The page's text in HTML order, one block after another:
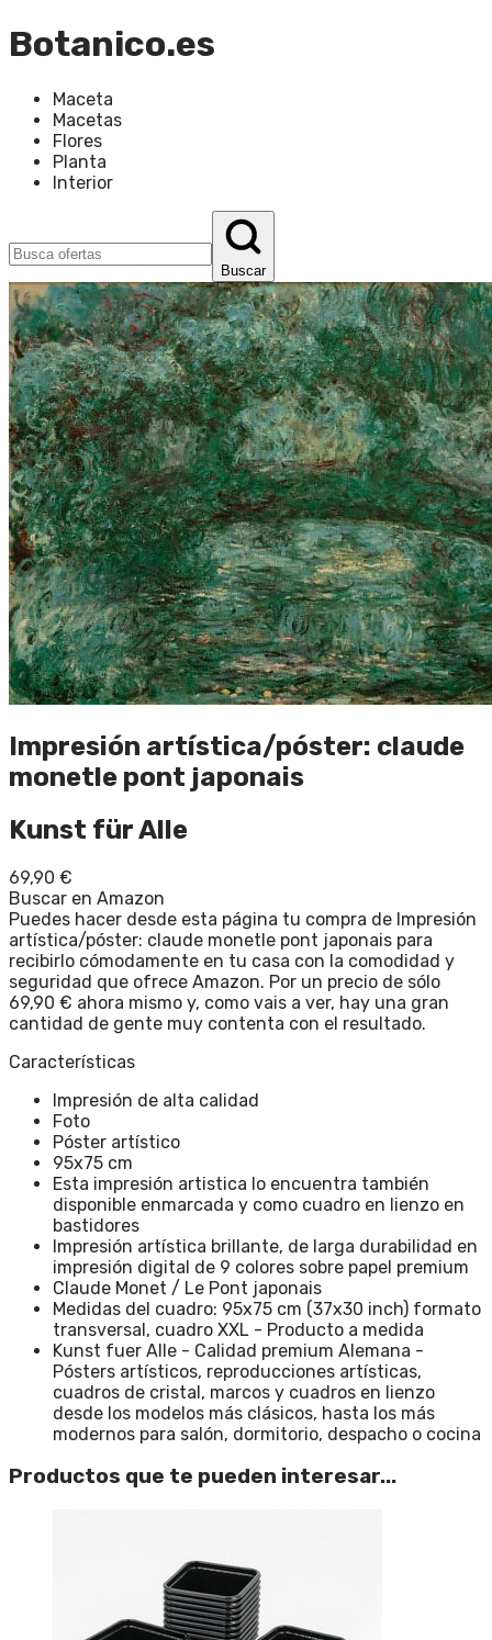
Botanico.es
Maceta
Macetas
Flores
Planta
Interior
Buscar
Impresión artística/póster: claude
monetle pont japonais
Kunst für Alle
69,90 €
Buscar en Amazon
Puedes hacer desde esta página tu compra de Impresión
artística/póster: claude monetle pont japonais para
recibirlo cómodamente en tu casa con la comodidad y
seguridad que ofrece Amazon. Por un precio de sólo
69,90 € ahora mismo y, como vais a ver, hay una gran
cantidad de gente muy contenta con el resultado.
Características
Impresión de alta calidad
Foto
Póster artístico
95x75 cm
Esta impresión artistica lo encuentra también
disponible enmarcada y como cuadro en lienzo en
bastidores
Impresión artística brillante, de larga durabilidad en
impresión digital de 9 colores sobre papel premium
Claude Monet / Le Pont japonais
Medidas del cuadro: 95x75 cm (37x30 inch) formato
transversal, cuadro XXL - Producto a medida
Kunst fuer Alle - Calidad premium Alemana -
Pósters artísticos, reproducciones artísticas,
cuadros de cristal, marcos y cuadros en lienzo
desde los modelos más clásicos, hasta los más
modernos para salón, dormitorio, despacho o cocina
Productos que te pueden interesar...